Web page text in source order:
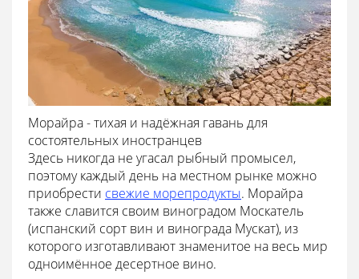
Морайра - тихая и надёжная гавань для
состоятельных иностранцев
Здесь никогда не угасал рыбный промысел,
поэтому каждый день на местном рынке можно
приобрести свежие морепродукты. Морайра
также славится своим виноградом Москатель
(испанский сорт вин и винограда Мускат), из
которого изготавливают знаменитое на весь мир
одноимённое десертное вино.